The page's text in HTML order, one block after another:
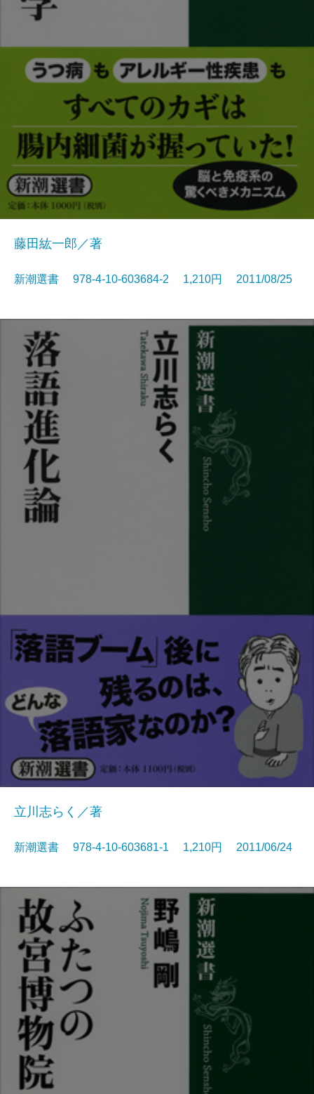
藤田紘一郎／著
新潮選書 978-4-10-603684-2 1,210円 2011/08/25
立川志らく／著
新潮選書 978-4-10-603681-1 1,210円 2011/06/24